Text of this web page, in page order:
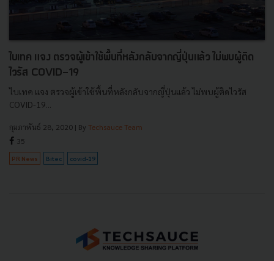
ไบเทค แจง ตรวจผู้เข้าใช้พื้นที่หลังกลับจากญี่ปุ่นแล้ว ไม่พบผู้ติด
ไวรัส COVID-19
ไบเทค แจง ตรวจผู้เข้าใช้พื้นที่หลังกลับจากญี่ปุ่นแล้ว ไม่พบผู้ติดไวรัส
COVID-19...
กุมภาพันธ์ 28, 2020 | By Techsauce Team
35
PR News Bitec covid-19